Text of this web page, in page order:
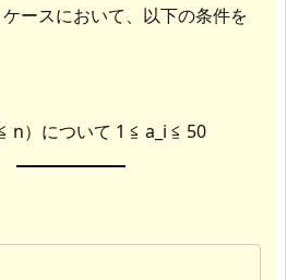
ースにおいて、以下の条件を
n）について 1 ≦ a_i ≦ 50